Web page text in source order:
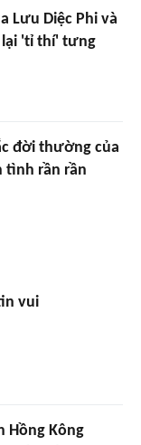
Lưu Diệc Phi và
lại 'tỉ thí' tưng
đời thường của
tình rần rần
vui
Hồng Kông